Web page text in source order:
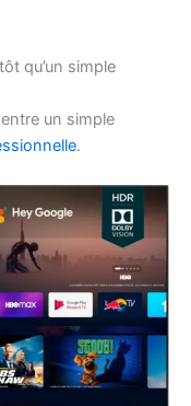
qu’un simple
un simple
.